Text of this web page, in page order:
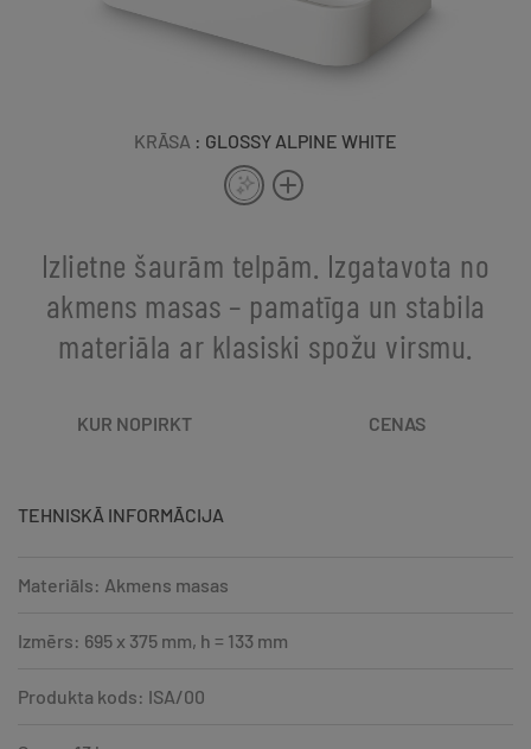
KRĀSA : GLOSSY ALPINE WHITE
Izlietne šaurām telpām. Izgatavota no
akmens masas – pamatīga un stabila
materiāla ar klasiski spožu virsmu.
KUR NOPIRKT CENAS
TEHNISKĀ INFORMĀCIJA
Materiāls: Akmens masas
Izmērs: 695 x 375 mm, h = 133 mm
Produkta kods: ISA/00